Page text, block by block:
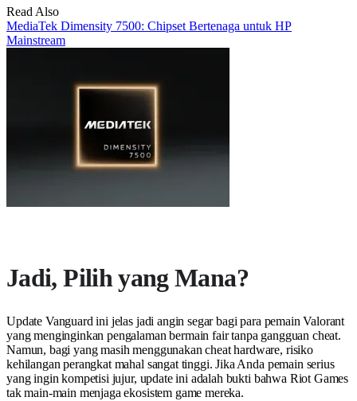
Read Also
MediaTek Dimensity 7500: Chipset Bertenaga untuk HP
Mainstream
Jadi, Pilih yang Mana?
Update Vanguard ini jelas jadi angin segar bagi para pemain Valorant
yang menginginkan pengalaman bermain fair tanpa gangguan cheat.
Namun, bagi yang masih menggunakan cheat hardware, risiko
kehilangan perangkat mahal sangat tinggi. Jika Anda pemain serius
yang ingin kompetisi jujur, update ini adalah bukti bahwa Riot Games
tak main-main menjaga ekosistem game mereka.